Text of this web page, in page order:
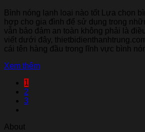
Bình nóng lạnh loại nào tốt Lựa chọn
hợp cho gia đình để sử dụng trong
vẫn bảo đảm an toàn không phải là
viết dưới đây,
cái tên hàng đầu trong lĩnh vực bình
Xem thêm
1
2
3
About